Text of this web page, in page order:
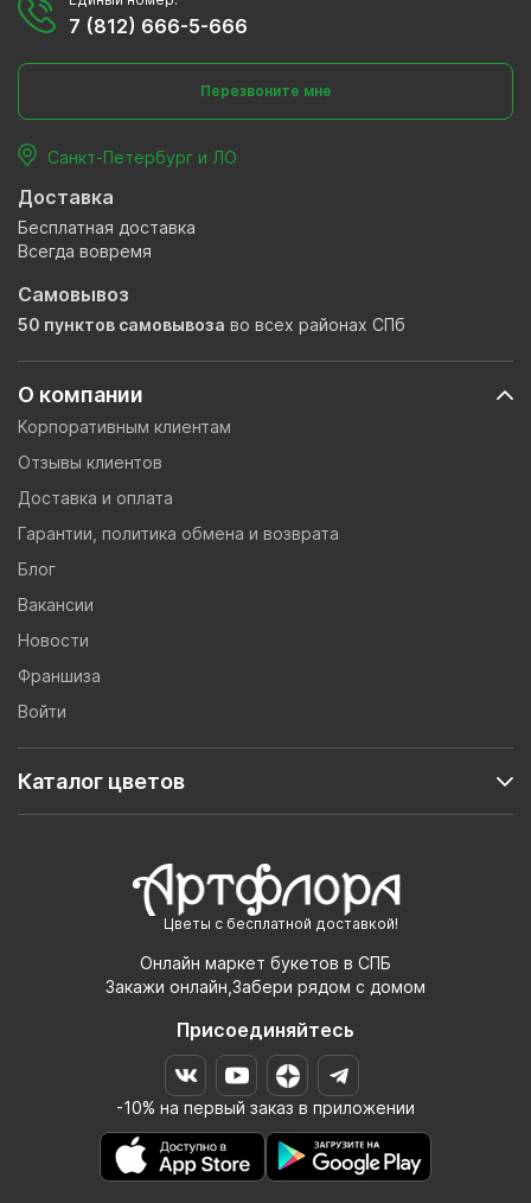
Цветы с бесплатной доставкой!
Онлайн маркет букетов в СПБ
Закажи онлайн,Забери рядом с домом
Присоединяйтесь
-10% на первый заказ в приложении
О компании
Корпоративным клиентам
Отзывы клиентов
Доставка и оплата
Гарантии, политика обмена и возврата
Блог
Вакансии
Новости
Франшиза
Войти
Каталог цветов
7 (812) 666-5-666
Перезвоните мне
Санкт-Петербург и ЛО
Доставка
Бесплатная доставка
Всегда вовремя
Самовывоз
50 пунктов самовывоза во всех районах СПб